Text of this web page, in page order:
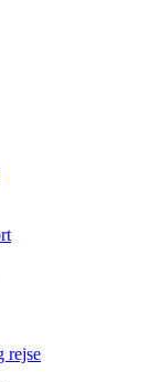
rejse